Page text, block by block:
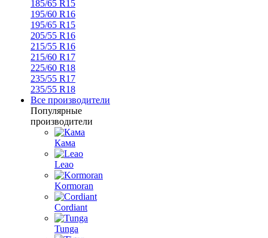
185/65 R15
195/60 R16
195/65 R15
205/55 R16
215/55 R16
215/60 R17
225/60 R18
235/55 R17
235/55 R18
Все производители
Популярные
производители
Кама
Leao
Kormoran
Cordiant
Tunga